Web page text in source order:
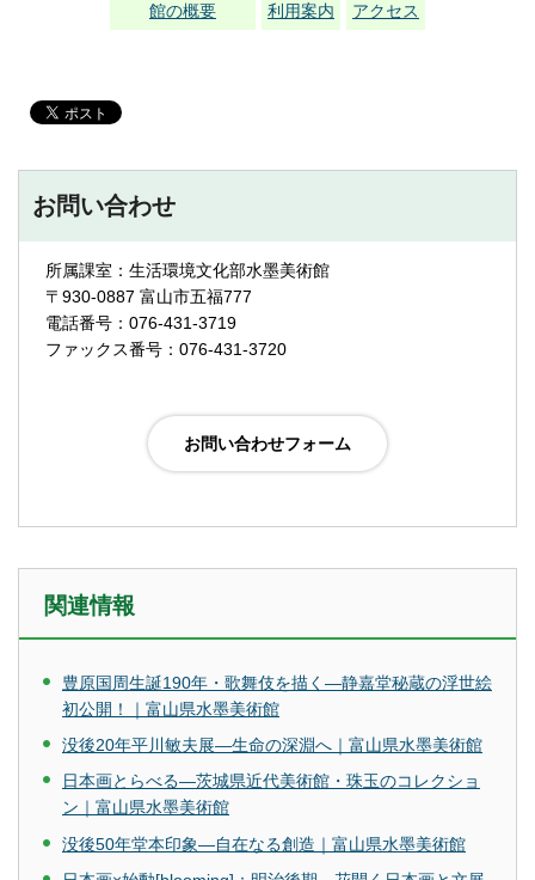
館の概要 利用案内 アクセス
お問い合わせ
所属課室：生活環境文化部水墨美術館
〒930-0887 富山市五福777
電話番号：076-431-3719
ファックス番号：076-431-3720
関連情報
豊原国周生誕190年・歌舞伎を描く―静嘉堂秘蔵の浮世絵
初公開！｜富山県水墨美術館
没後20年平川敏夫展―生命の深淵へ｜富山県水墨美術館
日本画とらべる―茨城県近代美術館・珠玉のコレクショ
ン｜富山県水墨美術館
没後50年堂本印象―自在なる創造｜富山県水墨美術館